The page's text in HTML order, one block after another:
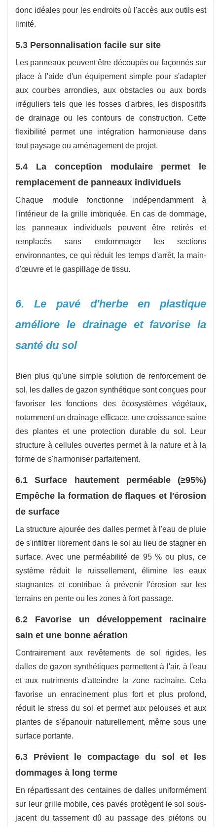
donc idéales pour les endroits où l'accès aux outils est
limité.
5.3 Personnalisation facile sur site
Les panneaux peuvent être découpés ou façonnés sur
place à l'aide d'un équipement simple pour s'adapter
aux courbes arrondies, aux obstacles ou aux bords
irréguliers tels que les fosses d'arbres, les dispositifs
de drainage ou les contours de construction. Cette
flexibilité permet une intégration harmonieuse dans
tout paysage ou aménagement de projet.
5.4 La conception modulaire permet le
remplacement de panneaux individuels
Chaque module fonctionne indépendamment à
l'intérieur de la grille imbriquée. En cas de dommage,
les panneaux individuels peuvent être retirés et
remplacés sans endommager les sections
environnantes, ce qui réduit les temps d'arrêt, la main-
d'œuvre et le gaspillage de tissu.
6. Le pavé d'herbe en plastique
améliore le drainage et favorise la
santé du sol
Bien plus qu'une simple solution de renforcement de
sol, les dalles de gazon synthétique sont conçues pour
favoriser les fonctions des écosystèmes végétaux,
notamment un drainage efficace, une croissance saine
des plantes et une protection durable du sol. Leur
structure à cellules ouvertes permet à la nature et à la
forme de s'harmoniser parfaitement.
6.1 Surface hautement perméable (≥95%)
Empêche la formation de flaques et l'érosion
de surface
La structure ajourée des dalles permet à l'eau de pluie
de s'infiltrer librement dans le sol au lieu de stagner en
surface. Avec une perméabilité de 95 % ou plus, ce
système réduit le ruissellement, élimine les eaux
stagnantes et contribue à prévenir l'érosion sur les
terrains en pente ou les zones à fort passage.
6.2 Favorise un développement racinaire
sain et une bonne aération
Contrairement aux revêtements de sol rigides, les
dalles de gazon synthétiques permettent à l'air, à l'eau
et aux nutriments d'atteindre la zone racinaire. Cela
favorise un enracinement plus fort et plus profond,
réduit le stress du sol et permet aux pelouses et aux
plantes de s'épanouir naturellement, même sous une
surface portante.
6.3 Prévient le compactage du sol et les
dommages à long terme
En répartissant des centaines de dalles uniformément
sur leur grille mobile, ces pavés protègent le sol sous-
jacent du tassement dû au passage des piétons ou